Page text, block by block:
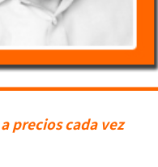
precios cada vez